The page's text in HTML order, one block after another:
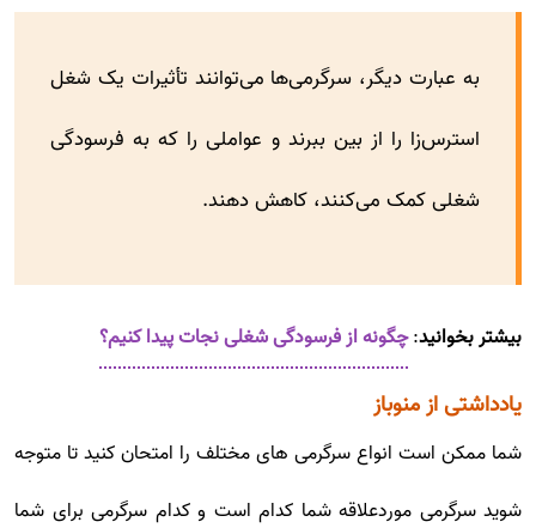
به عبارت دیگر، سرگرمی‌ها می‌توانند تأثیرات یک شغل
استرس‌زا را از بین ببرند و عواملی را که به فرسودگی
شغلی کمک می‌کنند، کاهش دهند.
بیشتر بخوانید:چگونه از فرسودگی شغلی نجات پیدا کنیم؟
یادداشتی از منوباز
شما ممکن است انواع سرگرمی های مختلف را امتحان کنید تا متوجه
شوید سرگرمی موردعلاقه شما کدام است و کدام سرگرمی برای شما